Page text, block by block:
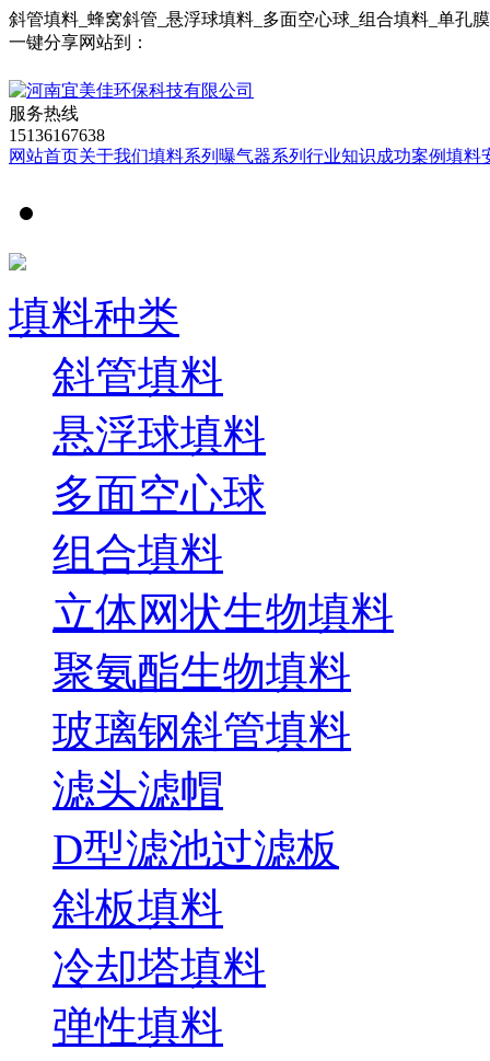
斜管填料_蜂窝斜管_悬浮球填料_多面空心球_组合填料_单孔
一键分享网站到：
服务热线
15136167638
网站首页关于我们填料系列 曝气器系列 行业知识成功案例填料
填料种类
斜管填料
悬浮球填料
多面空心球
组合填料
立体网状生物填料
聚氨酯生物填料
玻璃钢斜管填料
滤头滤帽
D型滤池过滤板
斜板填料
冷却塔填料
弹性填料